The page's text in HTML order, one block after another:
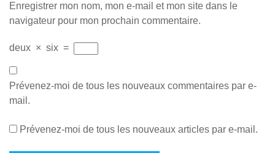
Enregistrer mon nom, mon e-mail et mon site dans le
navigateur pour mon prochain commentaire.
deux × six =
Prévenez-moi de tous les nouveaux commentaires par e-
mail.
Prévenez-moi de tous les nouveaux articles par e-mail.